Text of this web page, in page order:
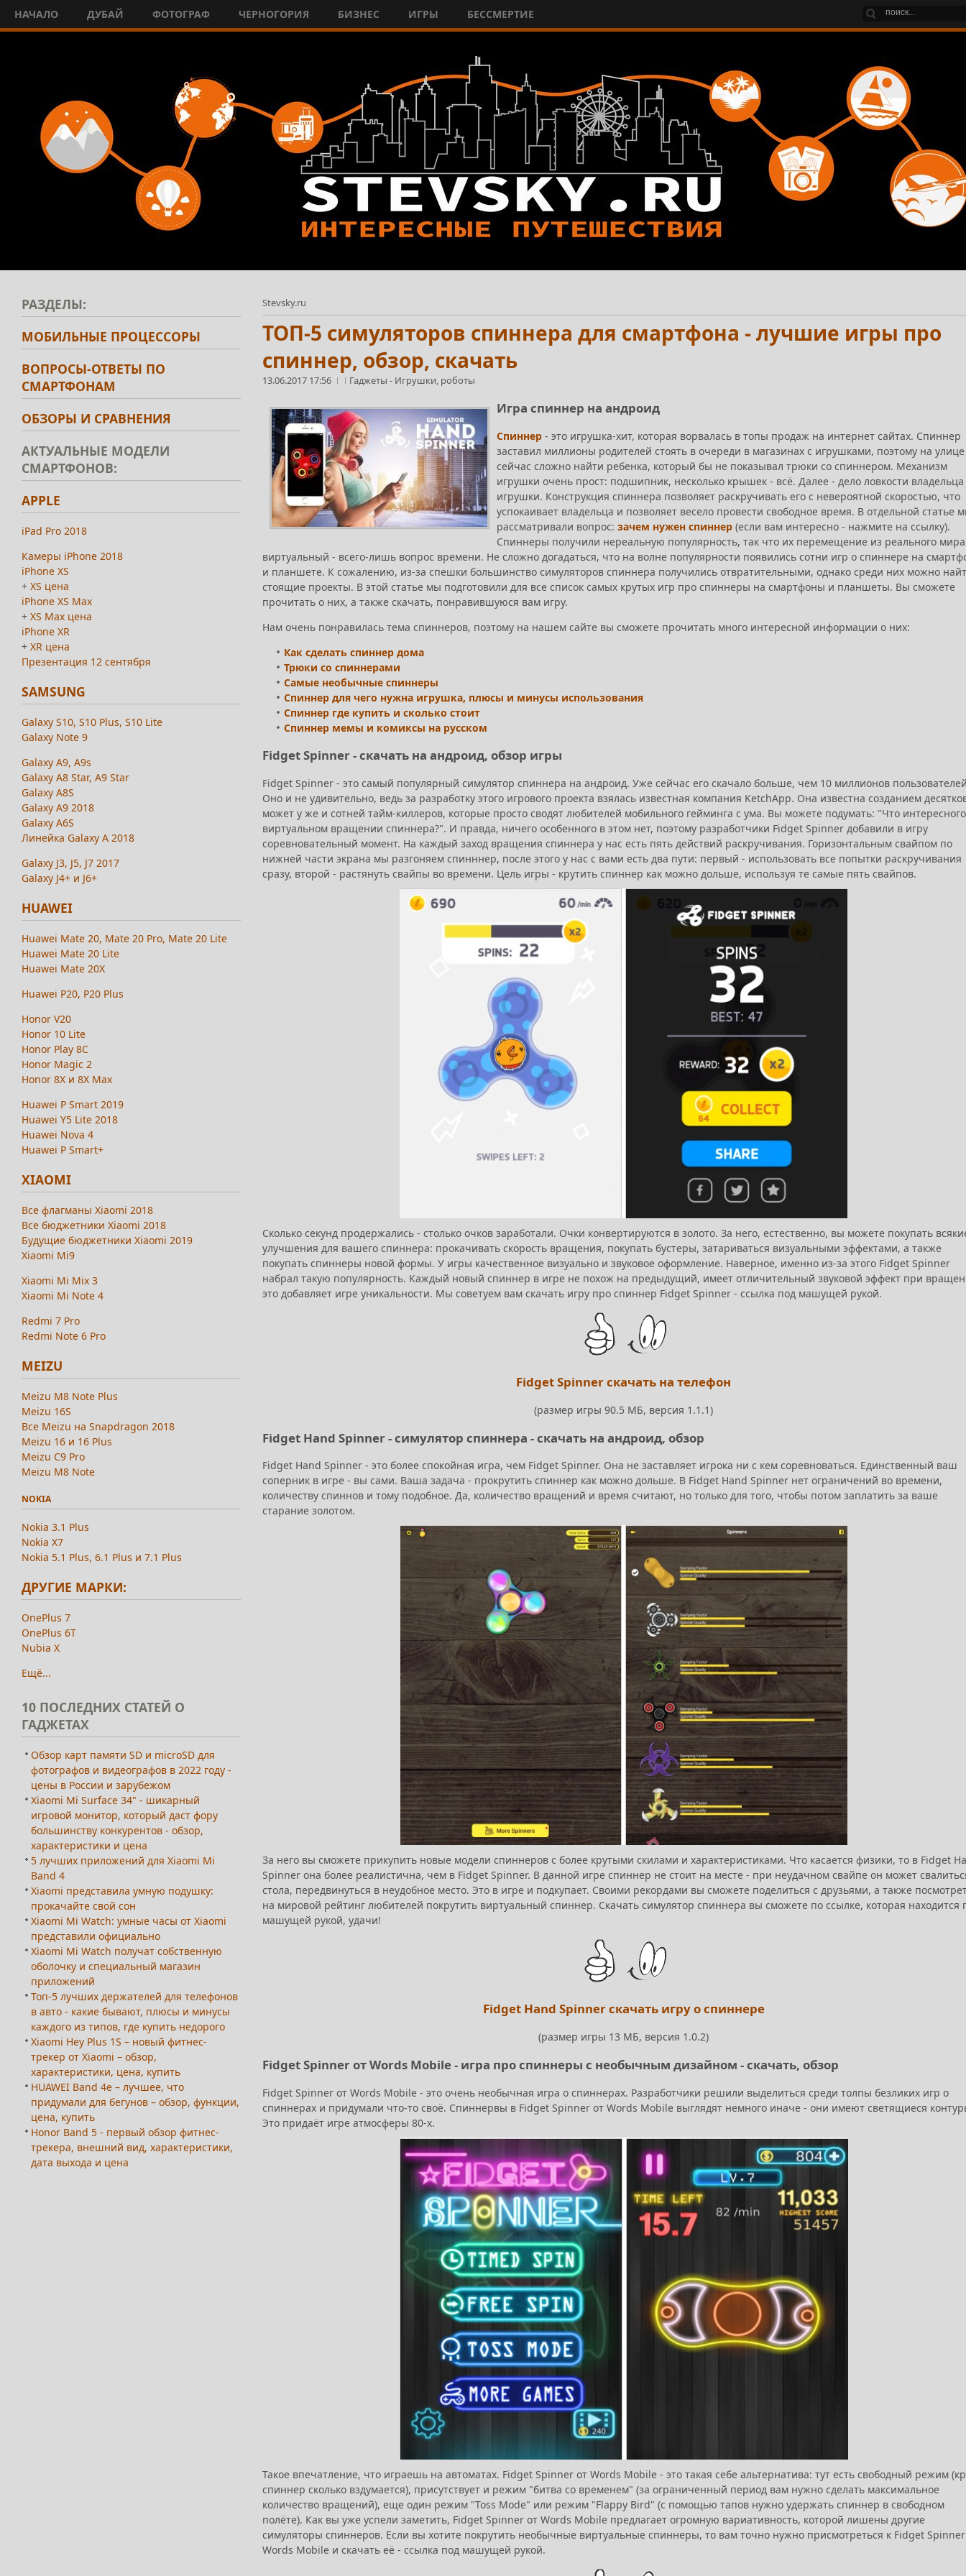
НАЧАЛО ДУБАЙ ФОТОГРАФ ЧЕРНОГОРИЯ БИЗНЕС ИГРЫ БЕССМЕРТИЕ
Stevsky.ru
ТОП-5 симуляторов спиннера для смартфона - лучшие игры про
спиннер, обзор, скачать
13.06.2017 17:56 Гаджеты - Игрушки, роботы
Игра спиннер на андроид
Спиннер - это игрушка-хит, которая ворвалась в топы продаж на интернет сайтах. Спиннер
заставил миллионы родителей стоять в очереди в магазинах с игрушками, поэтому на улице
сейчас сложно найти ребенка, который бы не показывал трюки со спиннером. Механизм
игрушки очень прост: подшипник, несколько крышек - всё. Далее - дело ловкости владельца
игрушки. Конструкция спиннера позволяет раскручивать его с невероятной скоростью, что
успокаивает владельца и позволяет весело провести свободное время. В отдельной статье
рассматривали вопрос: зачем нужен спиннер (если вам интересно - нажмите на ссылку).
Спиннеры получили нереальную популярность, так что их перемещение из реального
виртуальный - всего-лишь вопрос времени. Не сложно догадаться, что на волне популярности появились сотни игр о спиннере на
и планшете. К сожалению, из-за спешки большинство симуляторов спиннера получились отвратительными, однако среди них можно
стоящие проекты. В этой статье мы подготовили для все список самых крутых игр про спиннеры на смартфоны и планшеты. Вы сможете
прочитать о них, а также скачать, понравившуюся вам игру.
Нам очень понравилась тема спиннеров, поэтому на нашем сайте вы сможете прочитать много интересной информации о них:
Как сделать спиннер дома
Трюки со спиннерами
Самые необычные спиннеры
Спиннер для чего нужна игрушка, плюсы и минусы использования
Спиннер где купить и сколько стоит
Спиннер мемы и комиксы на русском
Fidget Spinner - скачать на андроид, обзор игры
Fidget Spinner - это самый популярный симулятор спиннера на андроид. Уже сейчас его скачало больше, чем 10 миллионов
Оно и не удивительно, ведь за разработку этого игрового проекта взялась известная компания KetchApp. Она известна созданием
может у же и сотней тайм-киллеров, которые просто сводят любителей мобильного гейминга с ума. Вы можете подумать: "Что
виртуальном вращении спиннера?". И правда, ничего особенного в этом нет, поэтому разработчики Fidget Spinner добавили в игру
соревновательный момент. На каждый заход вращения спиннера у нас есть пять действий раскручивания. Горизонтальным свайпом по
нижней части экрана мы разгоняем спинннер, после этого у нас с вами есть два пути: первый - использовать все попытки раскручивания
сразу, второй - растянуть свайпы во времени. Цель игры - крутить спиннер как можно дольше, используя те самые пять свайпов.
Сколько секунд продержались - столько очков заработали. Очки конвертируются в золото. За него, естественно, вы можете покупать
улучшения для вашего спиннера: прокачивать скорость вращения, покупать бустеры, затариваться визуальными эффектами, а также
покупать спиннеры новой формы. У игры качественное визуально и звуковое оформление. Наверное, именно из-за этого Fidget Spinner
набрал такую популярность. Каждый новый спиннер в игре не похож на предыдущий, имеет отличительный звуковой эффект при
это добавляет игре уникальности. Мы советуем вам скачать игру про спиннер Fidget Spinner - ссылка под машущей рукой.
Fidget Spinner скачать на телефон
(размер игры 90.5 МБ, версия 1.1.1)
Fidget Hand Spinner - симулятор спиннера - скачать на андроид, обзор
Fidget Hand Spinner - это более спокойная игра, чем Fidget Spinner. Она не заставляет игрока ни с кем соревноваться. Единственный ваш
соперник в игре - вы сами. Ваша задача - прокрутить спиннер как можно дольше. В Fidget Hand Spinner нет ограничений во времени,
количеству спиннов и тому подобное. Да, количество вращений и время считают, но только для того, чтобы потом заплатить за ваше
старание золотом.
За него вы сможете прикупить новые модели спиннеров с более крутыми скилами и характеристиками. Что касается физики, то в Fidget
Spinner она более реалистична, чем в Fidget Spinner. В данной игре спиннер не стоит на месте - при неудачном свайпе он может
стола, передвинуться в неудобное место. Это в игре и подкупает. Своими рекордами вы сможете поделиться с друзьями, а также
на мировой рейтинг любителей покрутить виртуальный спиннер. Скачать симулятор спиннера вы сможете по ссылке, которая находится
машущей рукой, удачи!
Fidget Hand Spinner скачать игру о спиннере
(размер игры 13 МБ, версия 1.0.2)
Fidget Spinner от Words Mobile - игра про спиннеры с необычным дизайном - скачать, обзор
Fidget Spinner от Words Mobile - это очень необычная игра о спиннерах. Разработчики решили выделиться среди толпы безликих игр о
спиннерах и придумали что-то своё. Спиннервы в Fidget Spinner от Words Mobile выглядят немного иначе - они имеют светящиеся
Это придаёт игре атмосферы 80-х.
Такое впечатление, что играешь на автоматах. Fidget Spinner от Words Mobile - это такая себе альтернатива: тут есть свободный режим
спиннер сколько вздумается), присутствует и режим "битва со временем" (за ограниченный период вам нужно сделать максимальное
количество вращений), еще один режим "Toss Mode" или режим "Flappy Bird" (с помощью тапов нужно удержать спиннер в свободном
полёте). Как вы уже успели заметить, Fidget Spinner от Words Mobile предлагает огромную вариативность, которой лишены другие
симуляторы спиннеров. Если вы хотите покрутить необычные виртуальные спиннеры, то вам точно нужно присмотреться к Fidget
Words Mobile и скачать её - ссылка под машущей рукой.
РАЗДЕЛЫ:
МОБИЛЬНЫЕ ПРОЦЕССОРЫ
ВОПРОСЫ-ОТВЕТЫ ПО
СМАРТФОНАМ
ОБЗОРЫ И СРАВНЕНИЯ
АКТУАЛЬНЫЕ МОДЕЛИ
СМАРТФОНОВ:
APPLE
iPad Pro 2018
Камеры iPhone 2018
iPhone XS
+ XS цена
iPhone XS Max
+ XS Max цена
iPhone XR
+ XR цена
Презентация 12 сентября
SAMSUNG
Galaxy S10, S10 Plus, S10 Lite
Galaxy Note 9
Galaxy A9, A9s
Galaxy A8 Star, A9 Star
Galaxy A8S
Galaxy A9 2018
Galaxy A6S
Линейка Galaxy A 2018
Galaxy J3, J5, J7 2017
Galaxy J4+ и J6+
HUAWEI
Huawei Mate 20, Mate 20 Pro, Mate 20 Lite
Huawei Mate 20 Lite
Huawei Mate 20X
Huawei P20, P20 Plus
Honor V20
Honor 10 Lite
Honor Play 8C
Honor Magic 2
Honor 8X и 8X Max
Huawei P Smart 2019
Huawei Y5 Lite 2018
Huawei Nova 4
Huawei P Smart+
XIAOMI
Все флагманы Xiaomi 2018
Все бюджетники Xiaomi 2018
Будущие бюджетники Xiaomi 2019
Xiaomi Mi9
Xiaomi Mi Mix 3
Xiaomi Mi Note 4
Redmi 7 Pro
Redmi Note 6 Pro
MEIZU
Meizu M8 Note Plus
Meizu 16S
Все Meizu на Snapdragon 2018
Meizu 16 и 16 Plus
Meizu C9 Pro
Meizu M8 Note
NOKIA
Nokia 3.1 Plus
Nokia X7
Nokia 5.1 Plus, 6.1 Plus и 7.1 Plus
ДРУГИЕ МАРКИ:
OnePlus 7
OnePlus 6T
Nubia X
Ещё...
10 ПОСЛЕДНИХ СТАТЕЙ О
ГАДЖЕТАХ
Обзор карт памяти SD и microSD для
фотографов и видеографов в 2022 году -
цены в России и зарубежом
Xiaomi Mi Surface 34" - шикарный
игровой монитор, который даст фору
большинству конкурентов - обзор,
характеристики и цена
5 лучших приложений для Xiaomi Mi
Band 4
Xiaomi представила умную подушку:
прокачайте свой сон
Xiaomi Mi Watch: умные часы от Xiaomi
представили официально
Xiaomi Mi Watch получат собственную
оболочку и специальный магазин
приложений
Топ-5 лучших держателей для телефонов
в авто - какие бывают, плюсы и минусы
каждого из типов, где купить недорого
Xiaomi Hey Plus 1S – новый фитнес-
трекер от Xiaomi – обзор,
характеристики, цена, купить
HUAWEI Band 4e – лучшее, что
придумали для бегунов – обзор, функции,
цена, купить
Honor Band 5 - первый обзор фитнес-
трекера, внешний вид, характеристики,
дата выхода и цена